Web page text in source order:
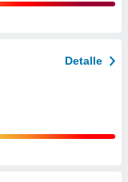
Detalle